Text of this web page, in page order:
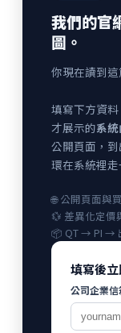
我們的官
圖。
你現在讀到
填寫下方資
才展示的系
公開頁面，
環在系統裡走
🌐 公開頁面與
💱 差異化定價
📦 QT → PI →
填寫後
公司企業信